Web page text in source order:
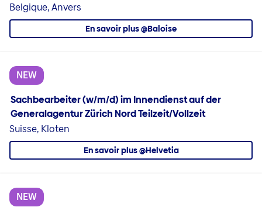
Belgique, Anvers
En savoir plus @Baloise
NEW
Sachbearbeiter (w/m/d) im Innendienst auf der
Generalagentur Zürich Nord Teilzeit/Vollzeit
Suisse, Kloten
En savoir plus @Helvetia
NEW